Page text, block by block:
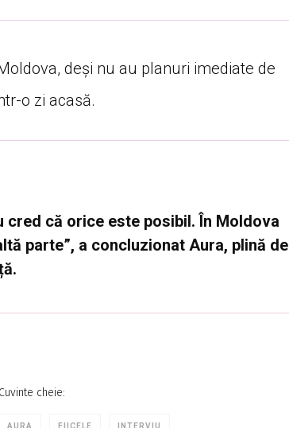
deși nu au planuri imediate de
o zi acasă.
cred că orice este posibil. În Moldova
parte”, a concluzionat Aura, plină de
Cuvinte cheie:
AURA FIICELE INTERVIU